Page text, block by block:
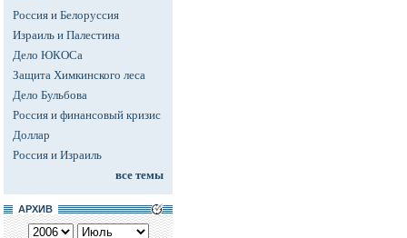
Россия и Белоруссия
Израиль и Палестина
Дело ЮКОСа
Защита Химкинского леса
Дело Бульбова
Россия и финансовый кризис
Доллар
Россия и Израиль
все темы
АРХИВ